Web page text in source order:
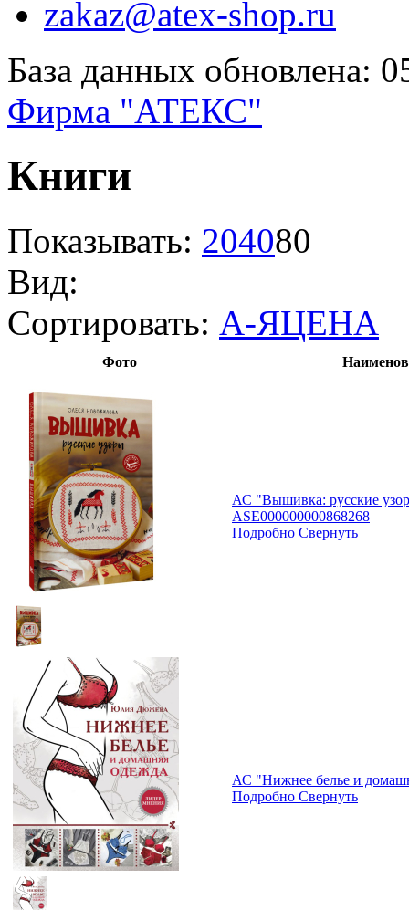
zakaz@atex-shop.ru
База данных обновлена:
Фирма "АТЕКС"
Книги
Показывать: 204080
Вид:
Сортировать: А-ЯЦЕНА
Фото
АС "Вышивка: русские
ASE000000000868268
Подробно Свернуть
АС "Нижнее белье и
Подробно Свернуть